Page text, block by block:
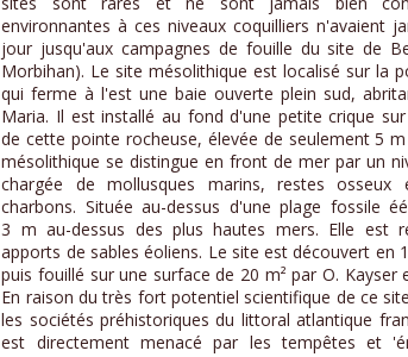
environnantes à ces niveaux coquilliers n'avaient
jour jusqu'aux campagnes de fouille du site de
Morbihan). Le site mésolithique est localisé sur la
qui ferme à l'est une baie ouverte plein sud,
Maria. Il est installé au fond d'une petite crique
de cette pointe rocheuse, élevée de seulement 5
mésolithique se distingue en front de mer par un
chargée de mollusques marins, restes
charbons. Située au-dessus d'une plage fossile
3 m au-dessus des plus hautes mers. Elle est
apports de sables éoliens. Le site est découvert en
puis fouillé sur une surface de 20 m² par O. Kayser
En raison du très fort potentiel scientifique de ce
les sociétés préhistoriques du littoral atlantique
est directement menacé par les tempêtes et